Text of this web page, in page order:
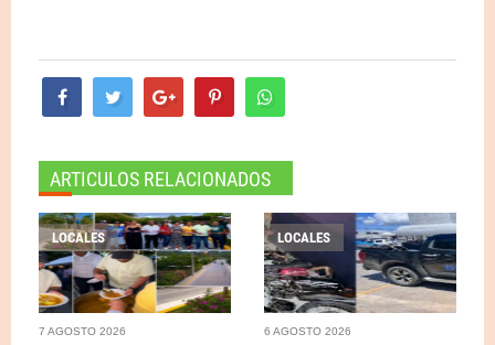
ARTICULOS RELACIONADOS
LOCALES
7 AGOSTO 2026
LOCALES
6 AGOSTO 2026